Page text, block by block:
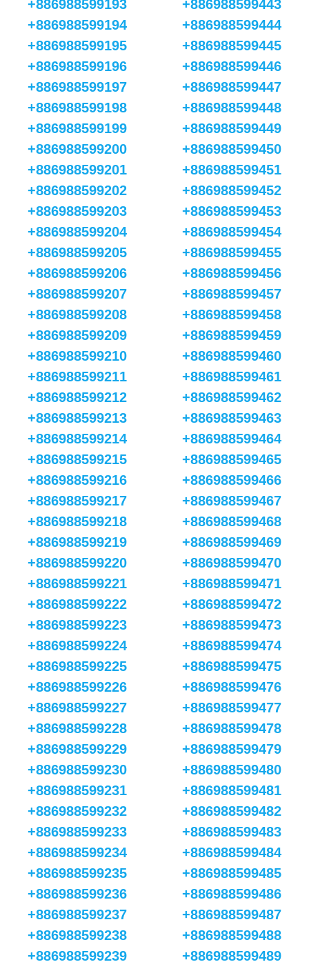
+886988599193
+886988599194
+886988599195
+886988599196
+886988599197
+886988599198
+886988599199
+886988599200
+886988599201
+886988599202
+886988599203
+886988599204
+886988599205
+886988599206
+886988599207
+886988599208
+886988599209
+886988599210
+886988599211
+886988599212
+886988599213
+886988599214
+886988599215
+886988599216
+886988599217
+886988599218
+886988599219
+886988599220
+886988599221
+886988599222
+886988599223
+886988599224
+886988599225
+886988599226
+886988599227
+886988599228
+886988599229
+886988599230
+886988599231
+886988599232
+886988599233
+886988599234
+886988599235
+886988599236
+886988599237
+886988599238
+886988599239
+886988599443
+886988599444
+886988599445
+886988599446
+886988599447
+886988599448
+886988599449
+886988599450
+886988599451
+886988599452
+886988599453
+886988599454
+886988599455
+886988599456
+886988599457
+886988599458
+886988599459
+886988599460
+886988599461
+886988599462
+886988599463
+886988599464
+886988599465
+886988599466
+886988599467
+886988599468
+886988599469
+886988599470
+886988599471
+886988599472
+886988599473
+886988599474
+886988599475
+886988599476
+886988599477
+886988599478
+886988599479
+886988599480
+886988599481
+886988599482
+886988599483
+886988599484
+886988599485
+886988599486
+886988599487
+886988599488
+886988599489